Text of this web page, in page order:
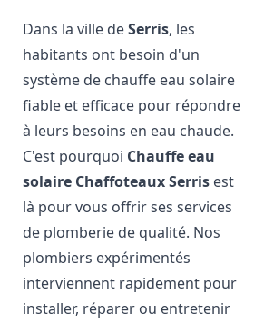
Dans la ville deSerris, les
habitants ont besoin d'un
système de chauffe eau solaire
fiable et efficace pour répondre
à leurs besoins en eau chaude.
C'est pourquoi Chauffe eau
solaire ChaffoteauxSerris est
là pour vous offrir ses services
de plomberie de qualité. Nos
plombiers expérimentés
interviennent rapidement pour
installer, réparer ou entretenir